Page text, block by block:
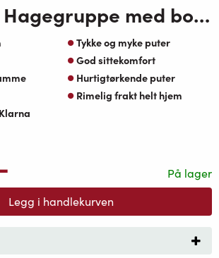
Goa 2+1+1 Hagegruppe med bord røkt Oakshield men natur Oaktekstil puter
Tykke og myke puter
God sittekomfort
Hurtigtørkende puter
Rimelig frakt helt hjem
På lager
Legg i handlekurven